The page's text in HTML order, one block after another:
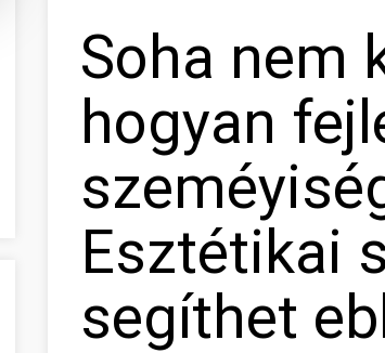
Soha nem
hogyan
Esztétikai
segíthet